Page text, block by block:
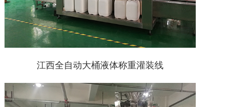
江西全自动大桶液体称重灌装线